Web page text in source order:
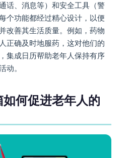
话、消息等）和安全工具（警
个功能都经过精心设计，以便
改善其生活质量。例如，药物
正确及时地服药，这对他们的
集成日历帮助老年人保持有序
动。
何促进老年人的